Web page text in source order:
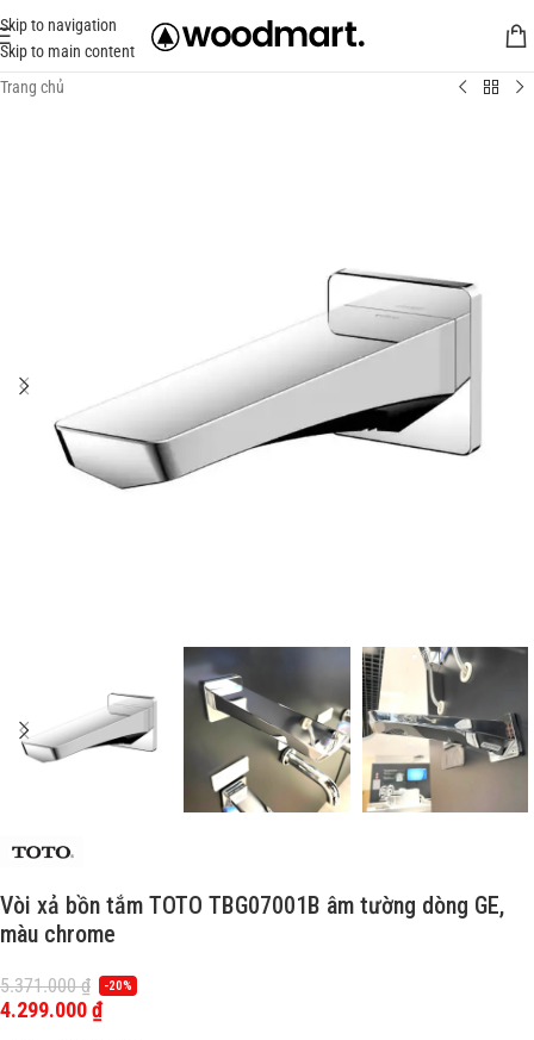
Skip to navigation
Skip to main content
Trang chủ
Vòi xả bồn tắm TOTO TBG07001B âm tường dòng GE,
màu chrome
5.371.000₫ -20%
4.299.000₫